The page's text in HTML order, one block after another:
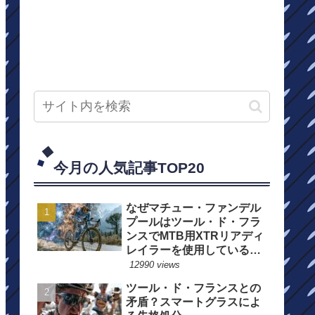
今月の人気記事TOP20
なぜマチュー・ファンデル
プールはツール・ド・フラ
ンスでMTB用XTRリアディ
レイラーを使用しているの
か？
12990 views
ツール・ド・フランスとの
矛盾？スマートグラスによ